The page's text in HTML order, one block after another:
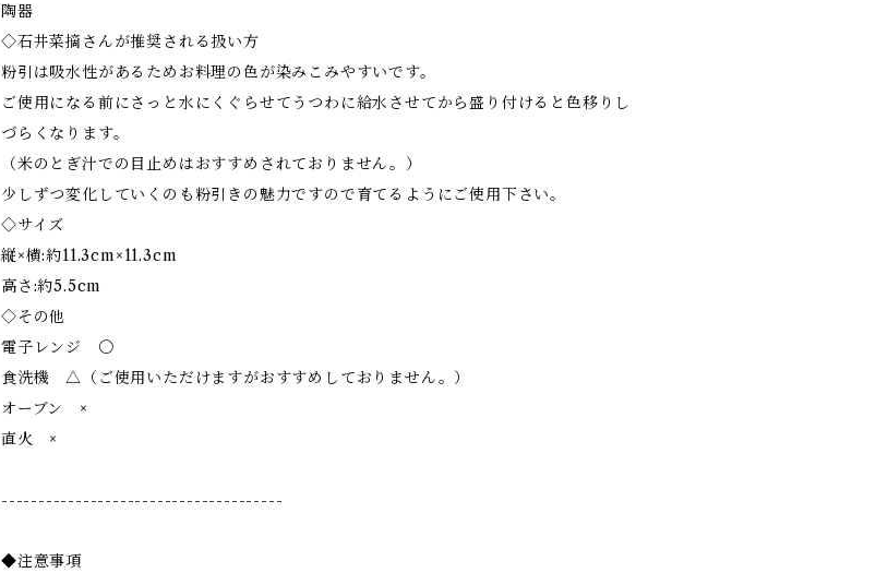
陶器
◇石井菜摘さんが推奨される扱い方
粉引は吸水性があるためお料理の色が染みこみやすいです。
ご使用になる前にさっと水にくぐらせてうつわに給水させてから盛り付けると色移りし
づらくなります。
（米のとぎ汁での目止めはおすすめされておりません。）
少しずつ変化していくのも粉引きの魅力ですので育てるようにご使用下さい。
◇サイズ
縦×横:約11.3cm×11.3cm
高さ:約5.5cm
◇その他
電子レンジ 〇
食洗機 △（ご使用いただけますがおすすめしておりません。）
オーブン ×
直火 ×
--------------------------------------
◆注意事項